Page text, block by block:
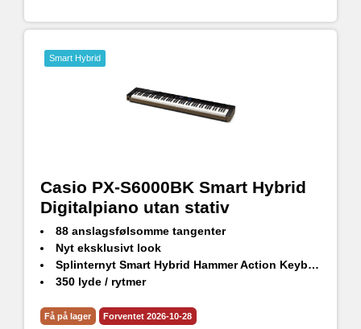
Smart Hybrid
Casio PX-S6000BK Smart Hybrid
Digitalpiano utan stativ
88 anslagsfølsomme tangenter
Nyt eksklusivt look
Splinternyt Smart Hybrid Hammer Action Keyboard
350 lyde / rytmer
Kompatibel med CASIO MUSIC SPACE
Få på lager Forventet 2026-10-28